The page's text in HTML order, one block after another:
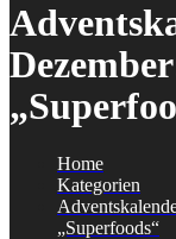
Home
Kategorien
„Superfoods“